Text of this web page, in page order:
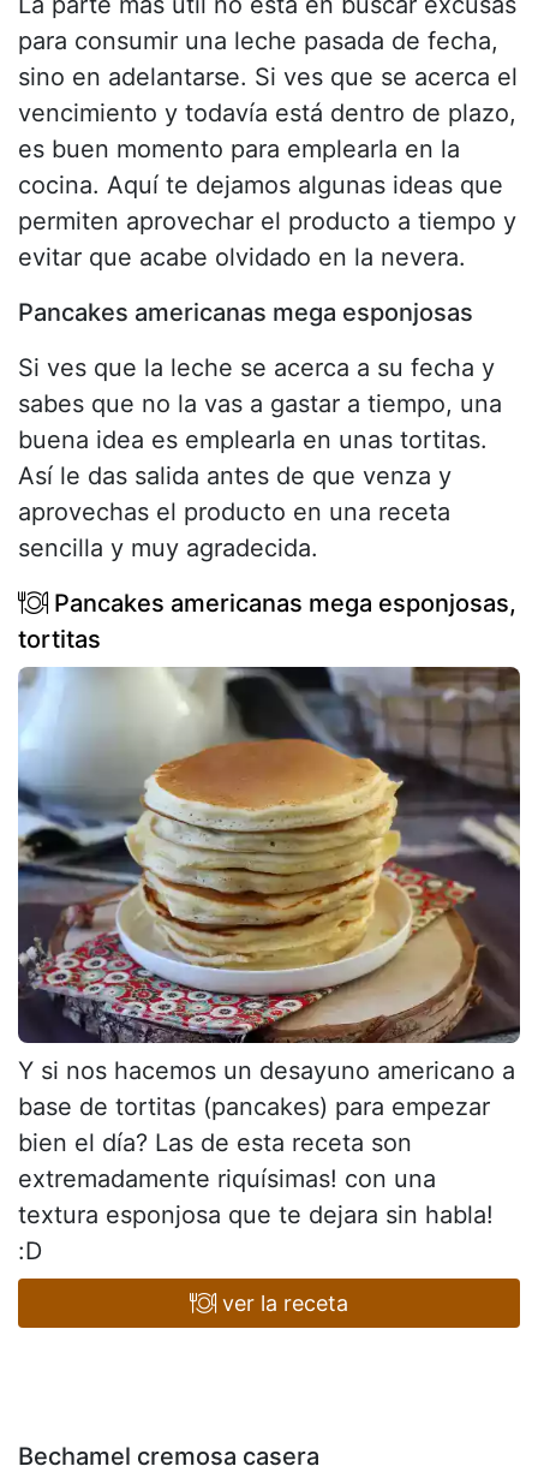
para consumir una leche pasada de fecha,
sino en adelantarse. Si ves que se acerca el
vencimiento y todavía está dentro de plazo,
es buen momento para emplearla en la
cocina. Aquí te dejamos algunas ideas que
permiten aprovechar el producto a tiempo y
evitar que acabe olvidado en la nevera.
Pancakes americanas mega esponjosas
Si ves que la leche se acerca a su fecha y
sabes que no la vas a gastar a tiempo, una
buena idea es emplearla en unas tortitas.
Así le das salida antes de que venza y
aprovechas el producto en una receta
sencilla y muy agradecida.
Pancakes americanas mega esponjosas,
tortitas
Y si nos hacemos un desayuno americano a
base de tortitas (pancakes) para empezar
bien el día? Las de esta receta son
extremadamente riquísimas! con una
textura esponjosa que te dejara sin habla!
:D
ver la receta
Bechamel cremosa casera